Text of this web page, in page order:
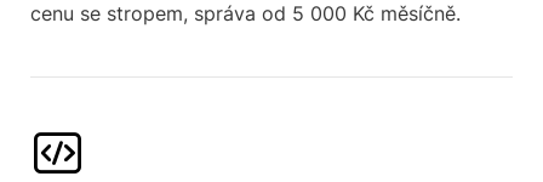
cenu se stropem, správa od 5 000 Kč měsíčně.